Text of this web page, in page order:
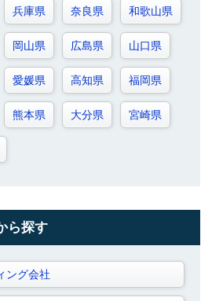
兵庫県 奈良県 和歌山県
岡山県 広島県 山口県
愛媛県 高知県 福岡県
熊本県 大分県 宮崎県
ら探す
ング会社